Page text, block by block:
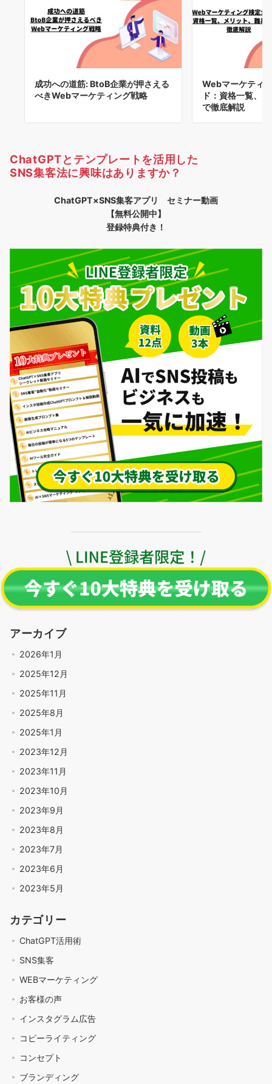
成功への道筋: BtoB企業が押さえる
べきWebマーケティング戦略
Webマーケティ
ド：資格一覧、
で徹底解説
ChatGPTとテンプレートを活用した
SNS集客法に興味はありますか？
ChatGPT×SNS集客アプリ セミナー動画
【無料公開中】
登録特典付き！
アーカイブ
2026年1月
2025年12月
2025年11月
2025年8月
2025年1月
2023年12月
2023年11月
2023年10月
2023年9月
2023年8月
2023年7月
2023年6月
2023年5月
カテゴリー
ChatGPT活用術
SNS集客
WEBマーケティング
お客様の声
インスタグラム広告
コピーライティング
コンセプト
ブランディング